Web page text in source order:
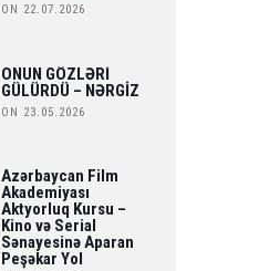
ON 22.07.2026
ONUN GÖZLƏRİ
GÜLÜRDÜ – NƏRGİZ
ON 23.05.2026
Azərbaycan Film
Akademiyası
Aktyorluq Kursu –
Kino və Serial
Sənayesinə Aparan
Peşəkar Yol